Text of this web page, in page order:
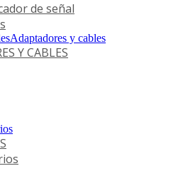
de señal
Adaptadores y cables
Y CABLES